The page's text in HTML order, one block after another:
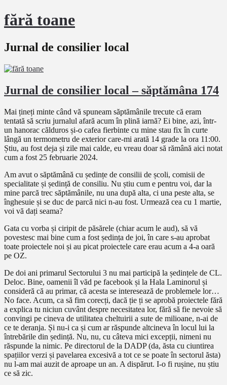
fără toane
Jurnal de consilier local
Jurnal de consilier local – săptămâna 174
Mai țineți minte când vă spuneam săptămânile trecute că eram
tentată să scriu jurnalul afară acum în plină iarnă? Ei bine, azi, într-
un hanorac călduros și-o cafea fierbinte cu mine stau fix în curte
lângă un termometru de exterior care-mi arată 14 grade la ora 11:00.
Știu, au fost deja și zile mai calde, eu vreau doar să rămână aici notat
cum a fost 25 februarie 2024.
Am avut o săptămână cu ședințe de consilii de școli, comisii de
specialitate și ședință de consiliu. Nu știu cum e pentru voi, dar la
mine parcă trec săptămânile, nu una după alta, ci una peste alta, se
înghesuie și se duc de parcă nici n-au fost. Urmează cea cu 1 martie,
voi vă dați seama?
Gata cu vorba și ciripit de păsărele (chiar acum le aud), să vă
povestesc mai bine cum a fost ședința de joi, în care s-au aprobat
toate proiectele noi și au picat proiectele care erau acum a 4-a oară
pe OZ.
De doi ani primarul Sectorului 3 nu mai participă la ședințele de CL.
Deloc. Bine, oamenii îl văd pe facebook și la Hala Laminorul și
consideră că au primar, că acesta se interesează de problemele lor…
No face. Acum, ca să fim corecți, dacă ție ți se aprobă proiectele fără
a explica tu niciun cuvânt despre necesitatea lor, fără să fie nevoie să
convingi pe cineva de utilitatea cheltuirii a sute de milioane, n-ai de
ce te deranja. Și nu-i ca și cum ar răspunde altcineva în locul lui la
întrebările din ședință. Nu, nu, cu câteva mici excepții, nimeni nu
răspunde la nimic. Pe directorul de la DADP (da, ăsta cu ciuntirea
spațiilor verzi și pavelarea excesivă a tot ce se poate în sectorul ăsta)
nu l-am mai auzit de aproape un an. A dispărut. I-o fi rușine, nu știu
ce să zic.